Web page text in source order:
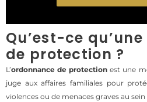
Qu’est-ce
de protection ?
L’ordonnance de protection est une
juge aux affaires familiales pour
violences ou de menaces graves au